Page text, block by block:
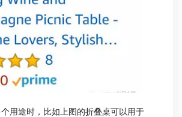
用途时，比如上图的折叠桌可以用于